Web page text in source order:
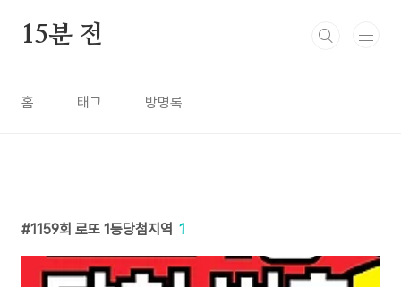
15분 전
홈 태그 방명록
1159회 로또 1등당첨지역 1